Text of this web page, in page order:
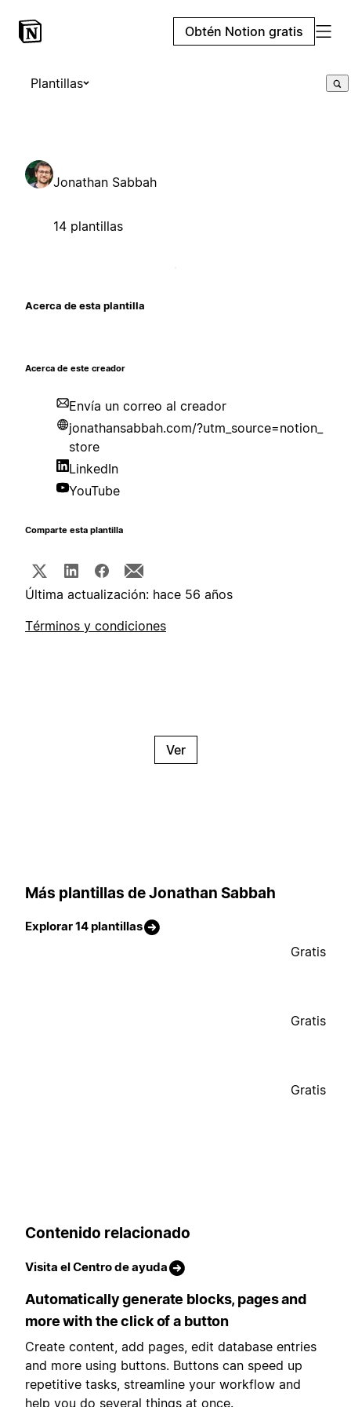
Obtén Notion gratis
Plantillas
Jonathan Sabbah
14 plantillas
Acerca de esta plantilla
Acerca de este creador
Envía un correo al creador
jonathansabbah.com/?utm_source=notion_
store
LinkedIn
YouTube
Comparte esta plantilla
Última actualización: hace 56 años
Términos y condiciones
Ver
Más plantillas de Jonathan Sabbah
Explorar 14 plantillas
Gratis
Gratis
Gratis
Contenido relacionado
Visita el Centro de ayuda
Automatically generate blocks, pages and
more with the click of a button
Create content, add pages, edit database entries
and more using buttons. Buttons can speed up
repetitive tasks, streamline your workflow and
help you do several things at once.